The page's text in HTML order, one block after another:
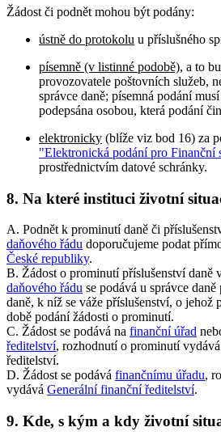
Žádost či podnět mohou být podány:
ústně do protokolu u příslušného
písemně (v listinné podobě), a to
provozovatele poštovních služeb,
správce daně; písemná podání
podepsána osobou, která podání
elektronicky (blíže viz bod 16) za
"Elektronická podání pro Finanční
prostřednictvím datové schránky.
8. Na které instituci životní
A. Podnět k prominutí daně či
daňového řádu doporučujeme podat
České republiky.
B. Žádost o prominutí příslušenství daně
daňového řádu se podává u správce
daně, k níž se váže příslušenství, o jehož
době podání žádosti o prominutí.
C. Žádost se podává na finanční úřad
ředitelství, rozhodnutí o prominutí
ředitelství.
D. Žádost se podává finančnímu úřadu,
vydává Generální finanční ředitelství.
9. Kde, s kým a kdy životní